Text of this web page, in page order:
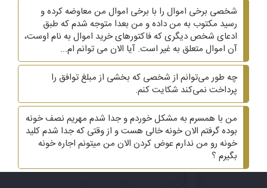
شخصی برخی اموال را با برخی اموال من معاوضه کرده و
رسید مکتوب به من داده و من بعدا متوجه شدم که طبق
ادعای شخص دیگری که فاکتورهای خرید اموال به نام اوست،
آن اموال متعلق به غیر است. آیا الان می توانم ام...
چه طور می‌توانم از شخصی که بخشی از مبلغ توافق را
پرداخت نمی‌کند شکایت کنم.
من با همسرم به مشکل خوردم و جدا شدم مهریم نصف خونه
بوده گرفتم الان خونه خالی هست و از وقتی که جدا شدم کلید
خونه رو من ندارم عوض کردن الان من میتونم اجاره خونه
بگیرم ؟